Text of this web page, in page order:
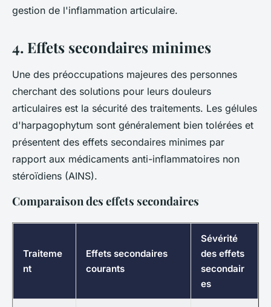
gestion de l'inflammation articulaire.
4. Effets secondaires minimes
Une des préoccupations majeures des personnes
cherchant des solutions pour leurs douleurs
articulaires est la sécurité des traitements. Les gélules
d'harpagophytum sont généralement bien tolérées et
présentent des effets secondaires minimes par
rapport aux médicaments anti-inflammatoires non
stéroïdiens (AINS).
Comparaison des effets secondaires
Traiteme
nt
Effets secondaires
courants
Sévérité
des effets
secondair
es